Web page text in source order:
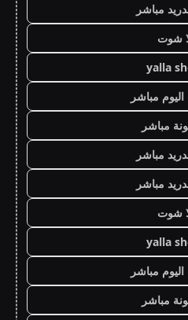
مباشر
شوت
yalla
اليوم مباشر
مباشر
مباشر
مباشر
شوت
yalla
اليوم مباشر
مباشر